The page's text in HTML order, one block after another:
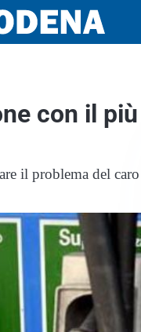
con il più
il problema del caro